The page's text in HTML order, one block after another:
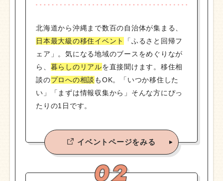
北海道から沖縄まで数百の自治体が集まる、
日本最大級の移住イベント
「ふるさと回帰フ
ェア」。気になる地域のブースをめぐりなが
ら、 暮らしのリアルを直接聞けます。移住相
談のプロへの相談 もOK。「いつか移住した
い」「まずは情報収集から」そんな方にぴっ
たりの1日です。
イベントページをみる